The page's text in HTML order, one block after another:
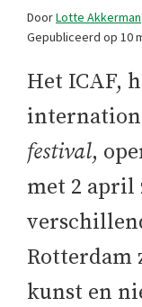
fanaten
DoorLotte Akkerman
Gepubliceerd op 10
Het ICAF,
festival,
met 2
Rotterdam
kunst en